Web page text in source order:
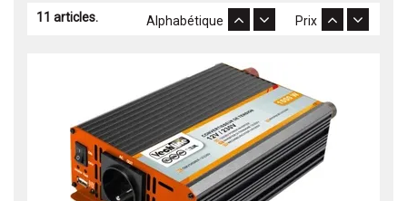
11 articles. Prix
Alphabétique